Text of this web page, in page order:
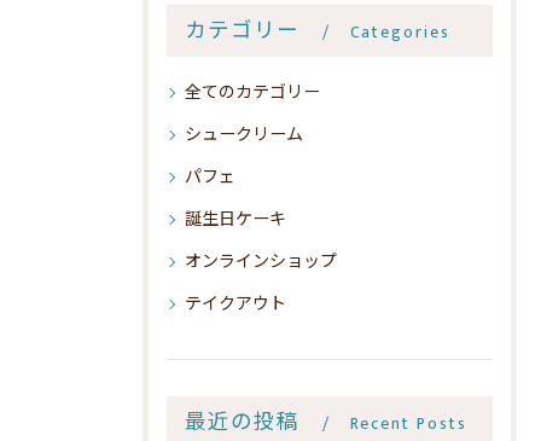
カテゴリー Categories
全てのカテゴリー
シュークリーム
パフェ
誕生日ケーキ
オンラインショップ
テイクアウト
最近の投稿 Recent Posts